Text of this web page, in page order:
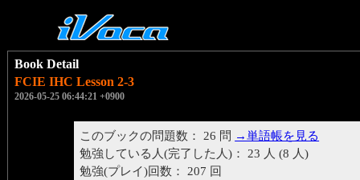
Book Detail
FCIE IHC Lesson 2-3
2026-05-25 06:44:21 +0900
このブックの問題数： 26 問 →単語帳を見る
勉強している人(完了した人)： 23 人 (8 人)
勉強(プレイ)回数： 207 回